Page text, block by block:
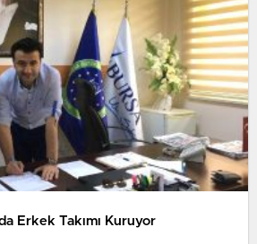
Erkek Takımı Kuruyor